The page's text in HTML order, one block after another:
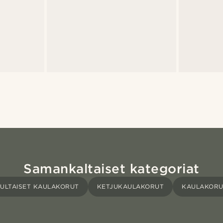
Samankaltaiset kategoriat
KAULAKORUT KETJUKAULAKORUT